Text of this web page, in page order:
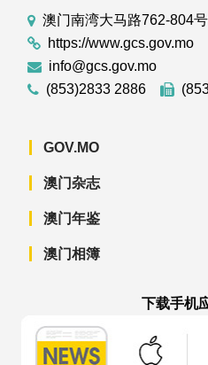
澳门南湾大马路762-804
https://www.gcs.gov.mo
info@gcs.gov.mo
(853)2833 2886
GOV.MO
澳门杂志
澳门年鉴
澳门相簿
下载手机